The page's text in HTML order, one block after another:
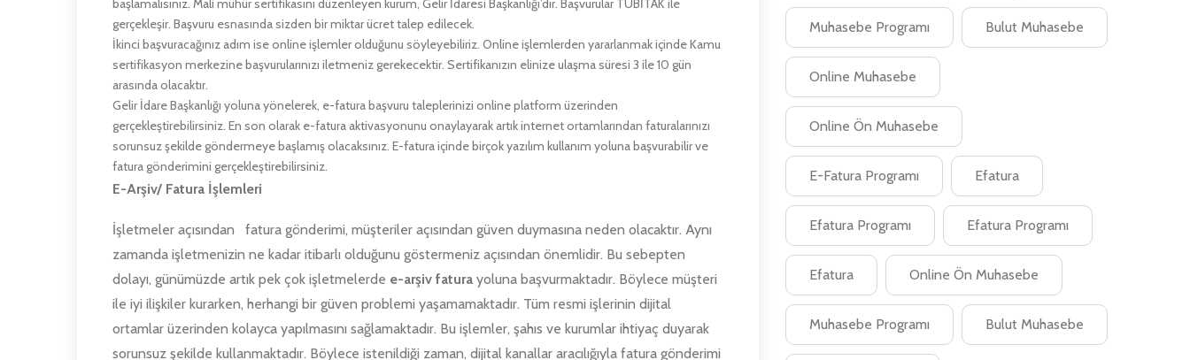
başlamalısınız. Mali mühür sertifikasını düzenleyen kurum, Gelir İdaresi Başkanlığı’dır. Başvurular TUBİTAK ile
gerçekleşir. Başvuru esnasında sizden bir miktar ücret talep edilecek.
İkinci başvuracağınız adım ise online işlemler olduğunu söyleyebiliriz. Online işlemlerden yararlanmak içinde Kamu
sertifikasyon merkezine başvurularınızı iletmeniz gerekecektir. Sertifikanızın elinize ulaşma süresi 3 ile 10 gün
arasında olacaktır.
Gelir İdare Başkanlığı yoluna yönelerek, e-fatura başvuru taleplerinizi online platform üzerinden
gerçekleştirebilirsiniz. En son olarak e-fatura aktivasyonunu onaylayarak artık internet ortamlarından faturalarınızı
sorunsuz şekilde göndermeye başlamış olacaksınız. E-fatura içinde birçok yazılım kullanım yoluna başvurabilir ve
fatura gönderimini gerçekleştirebilirsiniz.
E-Arşiv/ Fatura İşlemleri
İşletmeler açısından fatura gönderimi, müşteriler açısından güven duymasına neden olacaktır. Aynı
zamanda işletmenizin ne kadar itibarlı olduğunu göstermeniz açısından önemlidir. Bu sebepten
dolayı, günümüzde artık pek çok işletmelerde e-arşiv fatura yoluna başvurmaktadır. Böylece müşteri
ile iyi ilişkiler kurarken, herhangi bir güven problemi yaşamamaktadır. Tüm resmi işlerinin dijital
ortamlar üzerinden kolayca yapılmasını sağlamaktadır. Bu işlemler, şahıs ve kurumlar ihtiyaç duyarak
sorunsuz şekilde kullanmaktadır. Böylece istenildiği zaman, dijital kanallar aracılığıyla fatura gönderimi
Muhasebe Programı Bulut Muhasebe
Online Muhasebe
Online Ön Muhasebe
E-Fatura Programı Efatura
Efatura Programı Efatura Programı
Efatura Online Ön Muhasebe
Muhasebe Programı Bulut Muhasebe